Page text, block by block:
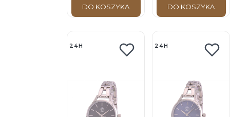
bransolecie
DO KOSZYKA
bransolecie
DO KOSZYKA
24H 24H